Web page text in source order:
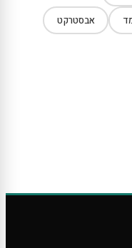
אבסטרקט